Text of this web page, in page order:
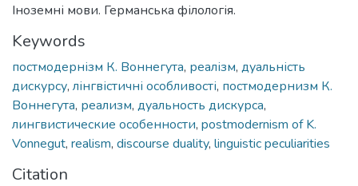
Іноземні мови. Германська філологія.
Keywords
постмодернізм К. Воннегута, реалізм, дуальність
дискурсу, лінгвістичні особливості, постмодернизм К.
Воннегута, реализм, дуальность дискурса,
лингвистические особенности, postmodernism of K.
Vonnegut, realism, discourse duality, linguistic peculiarities
Citation